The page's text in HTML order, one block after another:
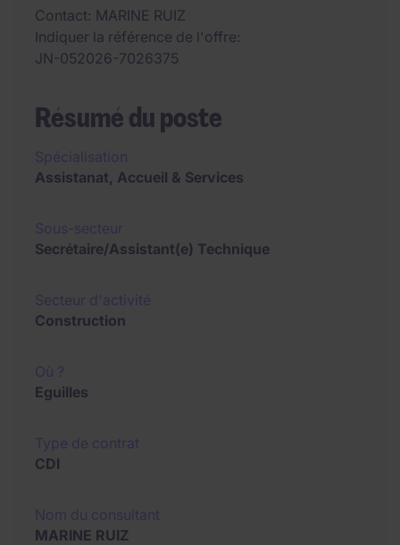
Contact MARINE RUIZ
Indiquer la référence de l'offre
JN-052026-7026375
Résumé du poste
Assistanat, Accueil & Services
Secrétaire/Assistant(e) Technique
Construction
Eguilles
CDI
MARINE RUIZ